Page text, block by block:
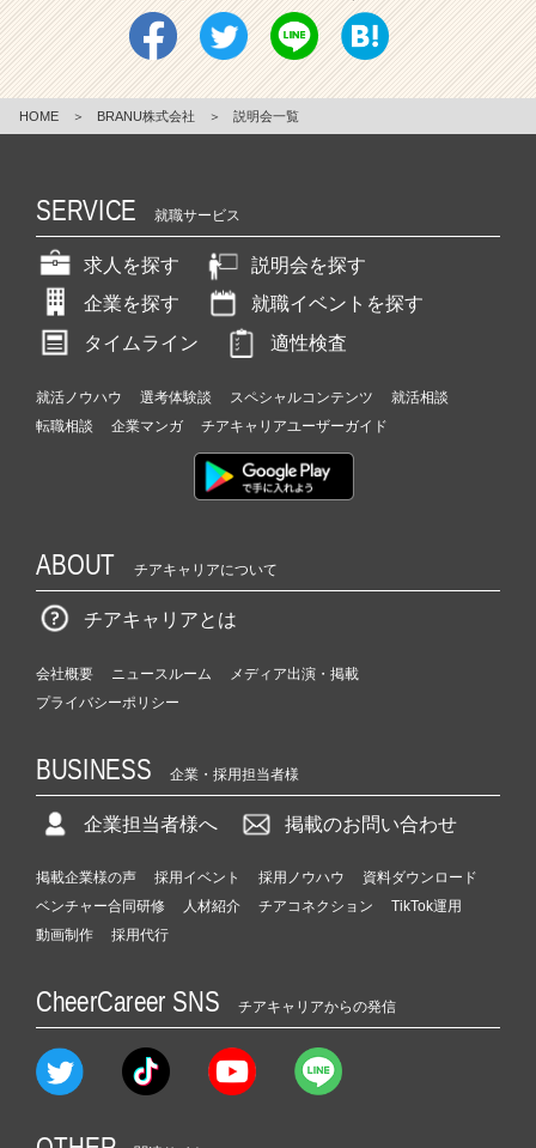
HOME ＞ BRANU株式会社 ＞ 説明会一覧
SERVICE 就職サービス
求人を探す
説明会を探す
企業を探す
就職イベントを探す
タイムライン
適性検査
就活ノウハウ 選考体験談 スペシャルコンテンツ
就活相談
転職相談
企業マンガ チアキャリアユーザーガイド
ABOUT チアキャリアについて
チアキャリアとは
会社概要 ニュースルーム
メディア出演・掲載
プライバシーポリシー
BUSINESS 企業・採用担当者様
企業担当者様へ 掲載のお問い合わせ
掲載企業様の声 採用イベント 採用ノウハウ
資料ダウンロード
ベンチャー合同研修
人材紹介 チアコネクション
TikTok運用
動画制作
採用代行
CheerCareer SNS チアキャリアからの発信